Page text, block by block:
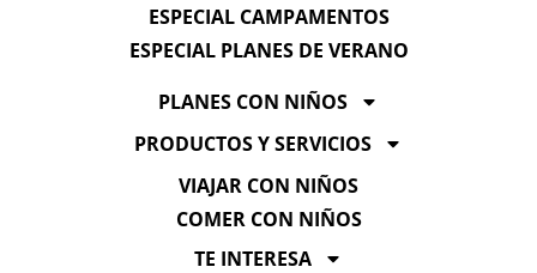
ESPECIAL CAMPAMENTOS
ESPECIAL PLANES DE VERANO
PLANES CON NIÑOS
PRODUCTOS Y SERVICIOS
VIAJAR CON NIÑOS
COMER CON NIÑOS
TE INTERESA